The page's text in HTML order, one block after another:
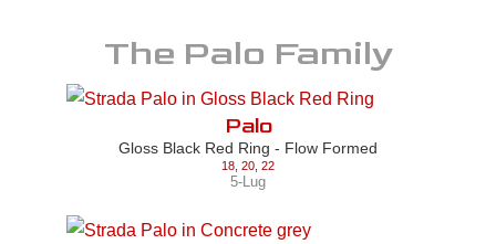
The Palo Family
Palo
Gloss Black Red Ring - Flow Formed
18 20 22
5-Lug